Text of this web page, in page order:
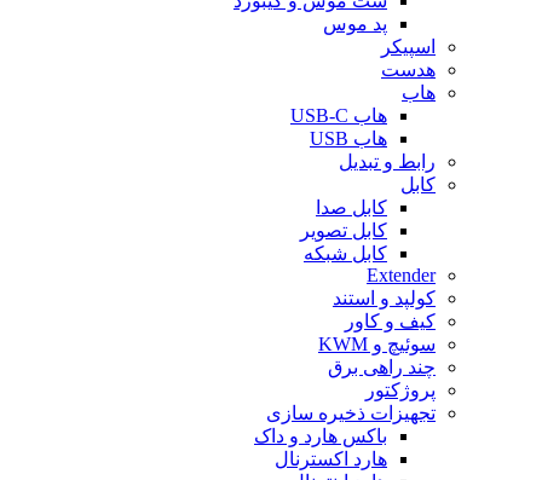
پد موس
اسپیکر
هدست
هاب
هاب USB-C
هاب USB
رابط و تبدیل
کابل
کابل صدا
کابل تصویر
کابل شبکه
Extender
کولپد و استند
کیف و کاور
سوئیچ و KWM
چند راهی برق
پروژکتور
تجهیزات ذخیره سازی
باکس هارد و داک
هارد اکسترنال